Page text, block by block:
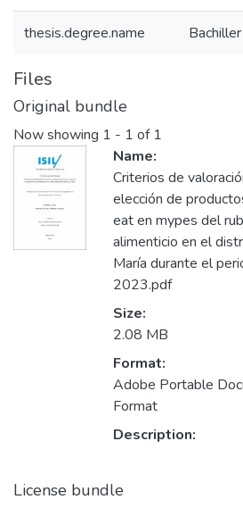
thesis.degree.name
Files
Original bundle
Now showing 1 - 1 of 1
Name:
Criterios de
elección de
eat en mypes del
alimenticio en el
María durante el
2023.pdf
Size:
2.08 MB
Format:
Adobe Portable
Format
Description:
License bundle